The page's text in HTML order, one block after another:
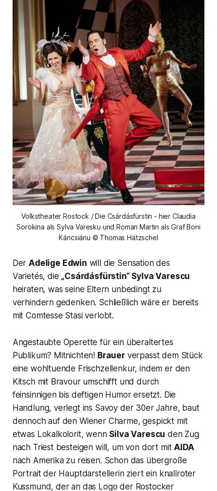
Volkstheater Rostock / Die Csárdásfürstin - hier Claudia
Sorokina als Sylva Varesku und Roman Martin als Graf Boni
Káncsiánu © Thomas Hätzschel
DerAdelige Edwin will die Sensation des
Varietés, die „Csárdásfürstin“Sylva Varescu
heiraten, was seine Eltern unbedingt zu
verhindern gedenken. Schließlich wäre er bereits
mit Comtesse Stasi verlobt.
Angestaubte Operette für ein überaltertes
Publikum? Mitnichten! Brauerverpasst dem Stück
eine wohltuende Frischzellenkur, indem er den
Kitsch mit Bravour umschifft und durch
feinsinnigen bis deftigen Humor ersetzt. Die
Handlung, verlegt ins Savoy der 30er Jahre, baut
dennoch auf den Wiener Charme, gespickt mit
etwas Lokalkolorit, wenn Silva Varescu den Zug
nach Triest besteigen will, um von dort mitAIDA
nach Amerika zu reisen. Schon das übergroße
Portrait der Hauptdarstellerin ziert ein knallroter
Kussmund, der an das Logo der Rostocker